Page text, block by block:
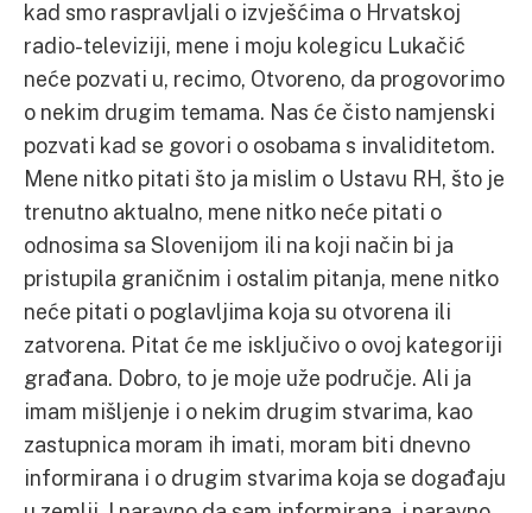
kad smo raspravljali o izvješćima o Hrvatskoj
radio-televiziji, mene i moju kolegicu Lukačić
neće pozvati u, recimo, Otvoreno, da progovorimo
o nekim drugim temama. Nas će čisto namjenski
pozvati kad se govori o osobama s invaliditetom.
Mene nitko pitati što ja mislim o Ustavu RH, što je
trenutno aktualno, mene nitko neće pitati o
odnosima sa Slovenijom ili na koji način bi ja
pristupila graničnim i ostalim pitanja, mene nitko
neće pitati o poglavljima koja su otvorena ili
zatvorena. Pitat će me isključivo o ovoj kategoriji
građana. Dobro, to je moje uže područje. Ali ja
imam mišljenje i o nekim drugim stvarima, kao
zastupnica moram ih imati, moram biti dnevno
informirana i o drugim stvarima koja se događaju